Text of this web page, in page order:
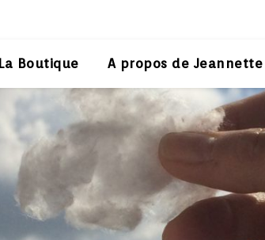
La Boutique A propos de Jeannette